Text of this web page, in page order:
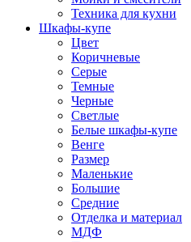
Техника для кухни
Шкафы-купе
Цвет
Коричневые
Серые
Темные
Черные
Светлые
Белые шкафы-купе
Венге
Размер
Маленькие
Большие
Средние
Отделка и материал
МДФ